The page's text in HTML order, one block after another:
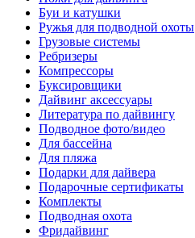
Буи и катушки
Ружья для подводной охоты
Грузовые системы
Ребризеры
Компрессоры
Буксировщики
Дайвинг аксессуары
Литература по дайвингу
Подводное фото/видео
Для бассейна
Для пляжа
Подарки для дайвера
Подарочные сертификаты
Комплекты
Подводная охота
Фридайвинг